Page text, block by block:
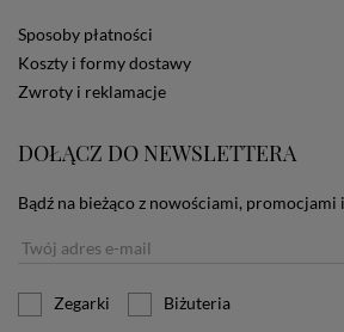
Sposoby płatności
Koszty i formy dostawy
Zwroty i reklamacje
DOŁĄCZ DO NEWSLETTERA
Bądź na bieżąco z nowościami, promocjami
Zegarki Biżuteria